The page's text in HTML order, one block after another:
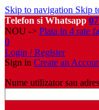
Skip to navigation Skip
Telefon si Whatsapp
NOU -> Plata in 4 rate
0
Login / Register
Sign in Create an
Nume utilizator sau